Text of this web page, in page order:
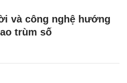
và công nghệ hướng
trùm số